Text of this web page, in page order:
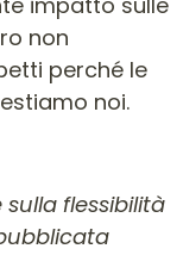
non
perché le
noi.
sulla flessibilità